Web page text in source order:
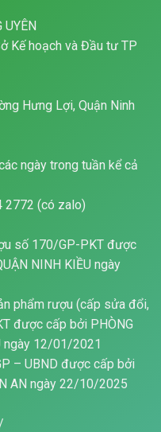
UYÊN
Kế hoạch và Đầu tư TP
Hưng Lợi, Quận Ninh
ngày trong tuần kể cả
2772 (có zalo)
số 170/GP-PKT được
NINH KIỀU ngày
phẩm rượu (cấp sửa đổi,
được cấp bởi PHÒNG
ngày 12/01/2021
– UBND được cấp bởi
AN ngày 22/10/2025